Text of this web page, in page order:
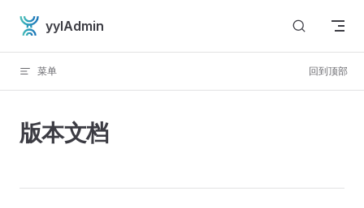
Skip to content
yylAdmin
菜单 回到顶部
版本文档